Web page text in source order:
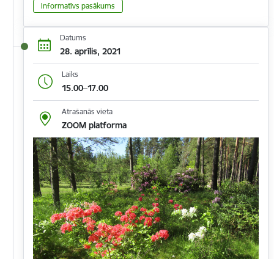
Informatīvs pasākums
Datums
28. aprīlis, 2021
Laiks
15.00–17.00
Atrašanās vieta
ZOOM platforma